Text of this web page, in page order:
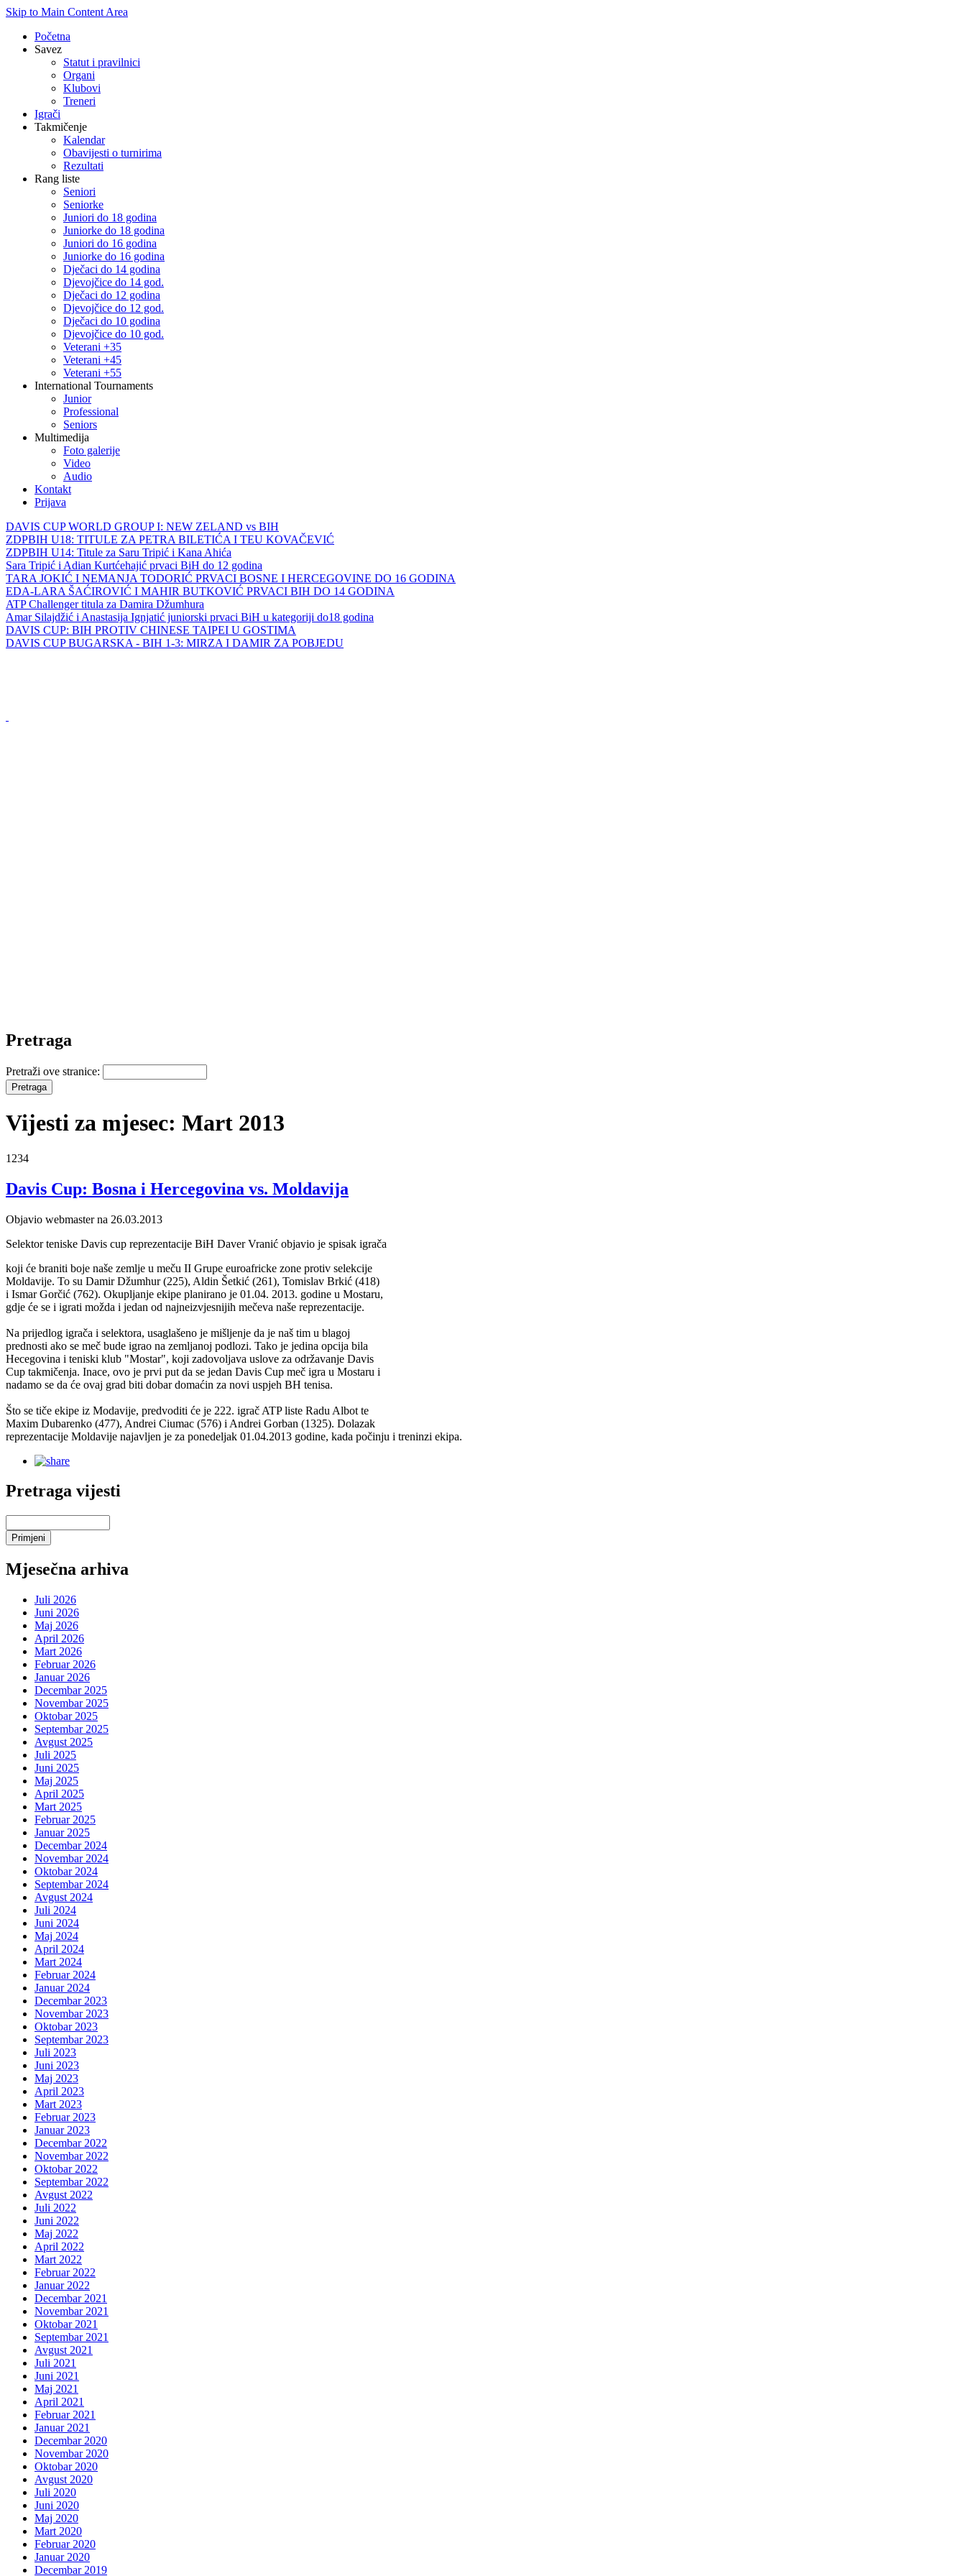
Skip to Main Content Area
Početna
Savez
Statut i pravilnici
Organi
Klubovi
Treneri
Igrači
Takmičenje
Kalendar
Obavijesti o turnirima
Rezultati
Rang liste
Seniori
Seniorke
Juniori do 18 godina
Juniorke do 18 godina
Juniori do 16 godina
Juniorke do 16 godina
Dječaci do 14 godina
Djevojčice do 14 god.
Dječaci do 12 godina
Djevojčice do 12 god.
Dječaci do 10 godina
Djevojčice do 10 god.
Veterani +35
Veterani +45
Veterani +55
International Tournaments
Junior
Professional
Seniors
Multimedija
Foto galerije
Video
Audio
Kontakt
Prijava
DAVIS CUP WORLD GROUP I: NEW ZELAND vs BIH
ZDPBIH U18: TITULE ZA PETRA BILETIĆA I TEU KOVAČEVIĆ
ZDPBIH U14: Titule za Saru Tripić i Kana Ahića
Sara Tripić i Adian Kurtćehajić prvaci BiH do 12 godina
TARA JOKIĆ I NEMANJA TODORIĆ PRVACI BOSNE I HERCEGOVINE DO 16 GODINA
EDA-LARA ŠAĆIROVIĆ I MAHIR BUTKOVIĆ PRVACI BIH DO 14 GODINA
ATP Challenger titula za Damira Džumhura
Amar Silajdžić i Anastasija Ignjatić juniorski prvaci BiH u kategoriji do18 godina
DAVIS CUP: BIH PROTIV CHINESE TAIPEI U GOSTIMA
DAVIS CUP BUGARSKA - BIH 1-3: MIRZA I DAMIR ZA POBJEDU
Pretraga
Pretraži ove stranice:
Vijesti za mjesec: Mart 2013
1234
Davis Cup: Bosna i Hercegovina vs. Moldavija
Objavio webmaster na 26.03.2013
Selektor teniske Davis cup reprezentacije BiH Daver Vranić objavio je spisak igrača
koji će braniti boje naše zemlje u meču II Grupe euroafricke zone protiv selekcije
Moldavije. To su Damir Džumhur (225), Aldin Šetkić (261), Tomislav Brkić (418)
i Ismar Gorčić (762). Okupljanje ekipe planirano je 01.04. 2013. godine u Mostaru,
gdje će se i igrati možda i jedan od najneizvjesnijih mečeva naše reprezentacije.
Na prijedlog igrača i selektora, usaglašeno je mišljenje da je naš tim u blagoj
prednosti ako se meč bude igrao na zemljanoj podlozi. Tako je jedina opcija bila
Hecegovina i teniski klub "Mostar", koji zadovoljava uslove za održavanje Davis
Cup takmičenja. Inace, ovo je prvi put da se jedan Davis Cup meč igra u Mostaru i
nadamo se da će ovaj grad biti dobar domaćin za novi uspjeh BH tenisa.
Što se tiče ekipe iz Modavije, predvoditi će je 222. igrač ATP liste Radu Albot te
Maxim Dubarenko (477), Andrei Ciumac (576) i Andrei Gorban (1325). Dolazak
reprezentacije Moldavije najavljen je za ponedeljak 01.04.2013 godine, kada počinju i treninzi ekipa.
Pretraga vijesti
Mjesečna arhiva
Juli 2026
Juni 2026
Maj 2026
April 2026
Mart 2026
Februar 2026
Januar 2026
Decembar 2025
Novembar 2025
Oktobar 2025
Septembar 2025
Avgust 2025
Juli 2025
Juni 2025
Maj 2025
April 2025
Mart 2025
Februar 2025
Januar 2025
Decembar 2024
Novembar 2024
Oktobar 2024
Septembar 2024
Avgust 2024
Juli 2024
Juni 2024
Maj 2024
April 2024
Mart 2024
Februar 2024
Januar 2024
Decembar 2023
Novembar 2023
Oktobar 2023
Septembar 2023
Juli 2023
Juni 2023
Maj 2023
April 2023
Mart 2023
Februar 2023
Januar 2023
Decembar 2022
Novembar 2022
Oktobar 2022
Septembar 2022
Avgust 2022
Juli 2022
Juni 2022
Maj 2022
April 2022
Mart 2022
Februar 2022
Januar 2022
Decembar 2021
Novembar 2021
Oktobar 2021
Septembar 2021
Avgust 2021
Juli 2021
Juni 2021
Maj 2021
April 2021
Februar 2021
Januar 2021
Decembar 2020
Novembar 2020
Oktobar 2020
Avgust 2020
Juli 2020
Juni 2020
Maj 2020
Mart 2020
Februar 2020
Januar 2020
Decembar 2019